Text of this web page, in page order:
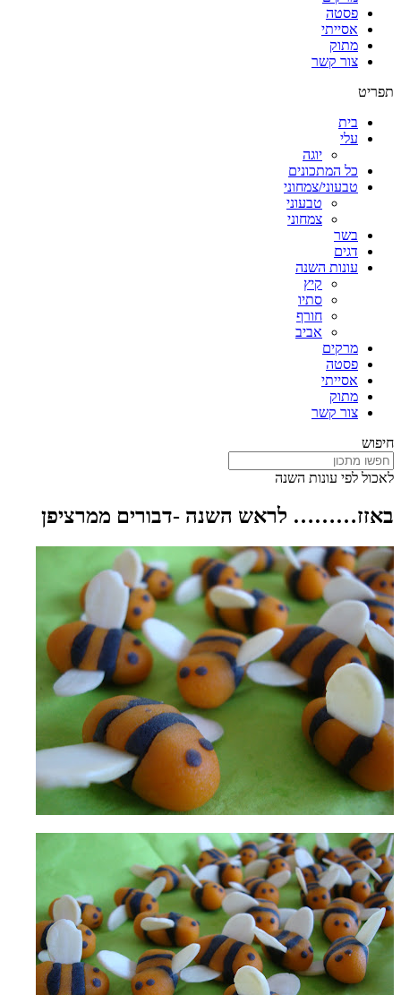
פסטה
אסייתי
מתוק
צור קשר
תפריט
בית
עלי
יוגה
כל המתכונים
טבעוני/צמחוני
טבעוני
צמחוני
בשר
דגים
עונות השנה
קיץ
סתיו
חורף
אביב
מרקים
פסטה
אסייתי
מתוק
צור קשר
חיפוש
לאכול לפי עונות השנה
באזז……… לראש השנה -דבורים ממרציפן